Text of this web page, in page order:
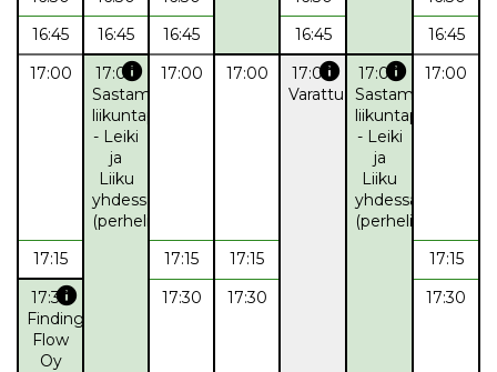
16:45
16:45 16:45 16:45
16:45
17:00
17:00info
Sastamalan
liikuntapalvelut
- Leiki
ja
Liiku
yhdessä
(perheliikunta)
17:00 17:00 17:00info
Varattu
17:00info
Sastamalan
liikuntapalvelut
- Leiki
ja
Liiku
yhdessä
(perheliikunta)
17:00
17:15 17:15 17:15
17:15
17:30info
Finding
Flow
Oy
17:30 17:30 17:30